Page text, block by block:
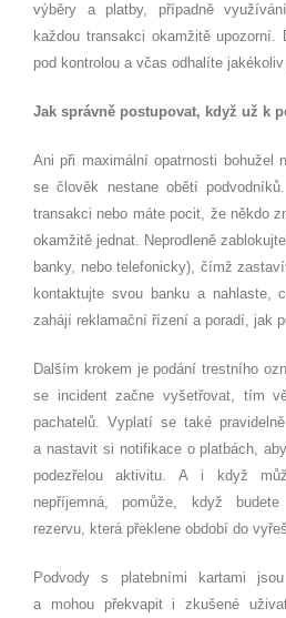
výběry a platby, případně
každou transakci okamžitě
pod kontrolou a včas odhalíte
Jak správně postupovat, když už k
Ani při maximální opatrnosti bohužel
se člověk nestane obětí
transakci nebo máte pocit, že někdo
okamžitě jednat. Neprodleně
banky, nebo telefonicky), čímž
kontaktujte svou banku a nahlaste,
zahájí reklamační řízení a poradí, jak
Dalším krokem je podání trestního
se incident začne vyšetřovat, tím
pachatelů. Vyplatí se také
a nastavit si notifikace o platbách,
podezřelou aktivitu. A i když
nepříjemná, pomůže, když
rezervu, která překlene období do
Podvody s platebními kartami
a mohou překvapit i zkušené